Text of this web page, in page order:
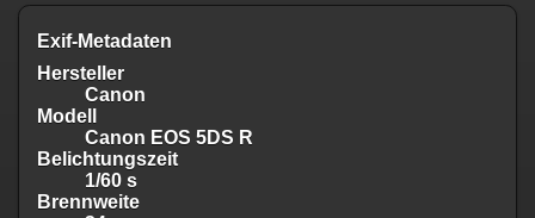
Exif-Metadaten
Hersteller
Canon
Modell
Canon EOS 5DS R
Belichtungszeit
1/60 s
Brennweite